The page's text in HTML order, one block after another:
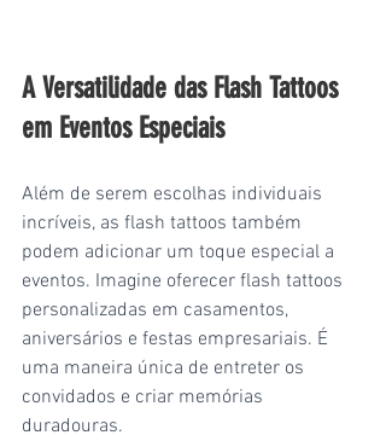
A Versatilidade das Flash Tattoos
em Eventos Especiais
Além de serem escolhas individuais
incríveis, as flash tattoos também
podem adicionar um toque especial a
eventos. Imagine oferecer flash tattoos
personalizadas em casamentos,
aniversários e festas empresariais. É
uma maneira única de entreter os
convidados e criar memórias
duradouras.